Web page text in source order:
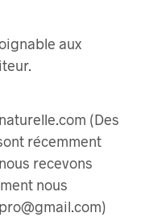
aux
(Des
récemment
recevons
nous